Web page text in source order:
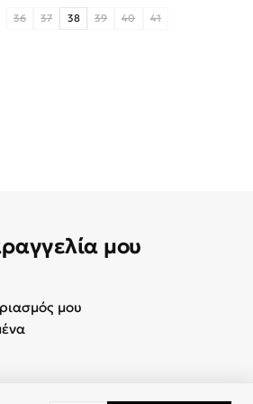
36 37 38 39 40 41
μου
μου